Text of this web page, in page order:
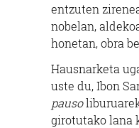
entzuten
nobelan,
honetan, obra
Hausnarketa
uste du, Ibon
pauso
girotutako lana